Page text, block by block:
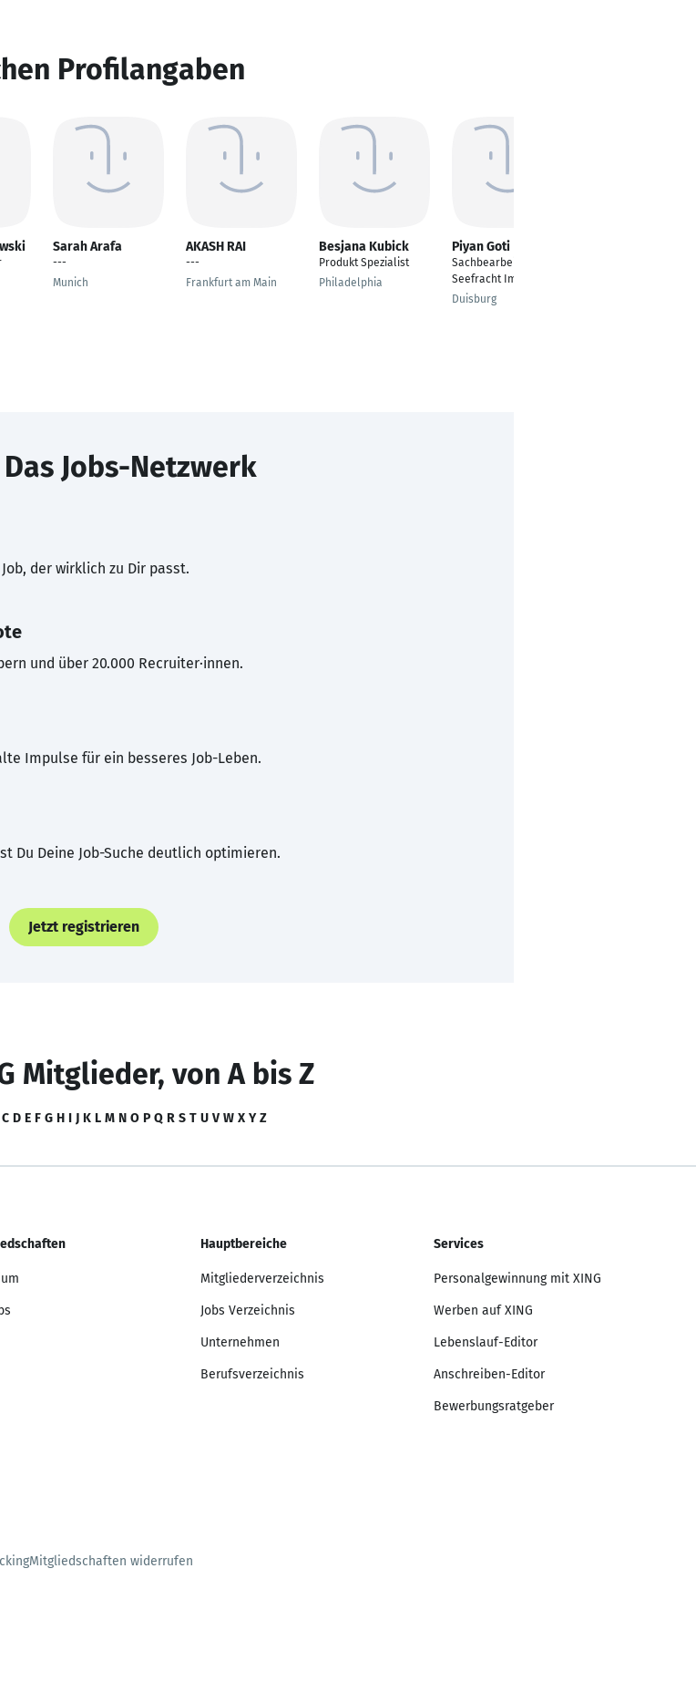
Profilangaben
Sarah Arafa
---
Munich
AKASH RAI
---
Frankfurt am Main
Besjana Kubick
Produkt Spezialist
Philadelphia
Piyan Goti
Sachbearbeiter
Seefracht Import
Duisburg
Das Jobs-Netzwerk
der wirklich zu Dir passt.
und über 20.000 Recruiter·innen.
Impulse für ein besseres Job-Leben.
Du Deine Job-Suche deutlich optimieren.
Jetzt registrieren
Mitglieder, von A bis Z
C D E F G H I J K L M N O P Q R S T U V W X Y Z
Hauptbereiche
Mitgliederverzeichnis
Jobs Verzeichnis
Unternehmen
Berufsverzeichnis
Services
Personalgewinnung mit XING
Werben auf XING
Lebenslauf-Editor
Anschreiben-Editor
Bewerbungsratgeber
Mitgliedschaften widerrufen